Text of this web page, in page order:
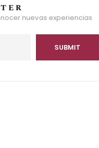
nuevas experiencias